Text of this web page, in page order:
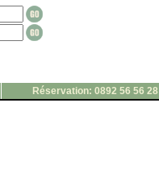
Réservation: 0892 56 56 28